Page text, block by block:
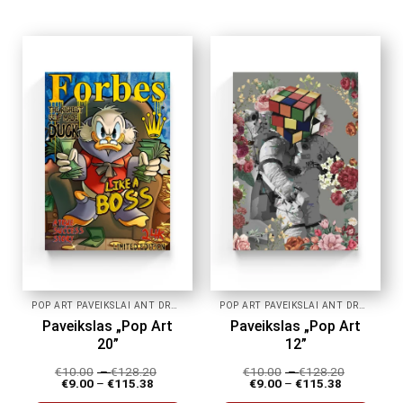
variants.
The
options
may
be
chosen
on
the
product
page
variants.
The
options
may
be
chosen
on
the
product
page
Paveikslas „Pop Art
20”
€10.00 –€128.20
€9.00 – €115.38
Paveikslas „Pop Art
12”
€10.00 –€128.20
€9.00 – €115.38